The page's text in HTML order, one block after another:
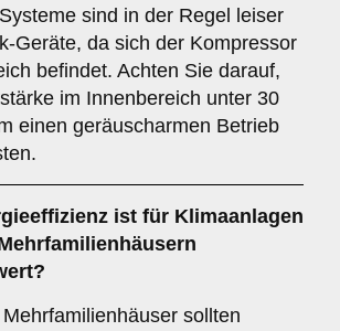
sind in der Regel leiser
Geräte, da sich der Kompressor
befindet. Achten Sie darauf,
im Innenbereich unter 30
einen geräuscharmen Betrieb
ist für Klimaanlagen
sollten